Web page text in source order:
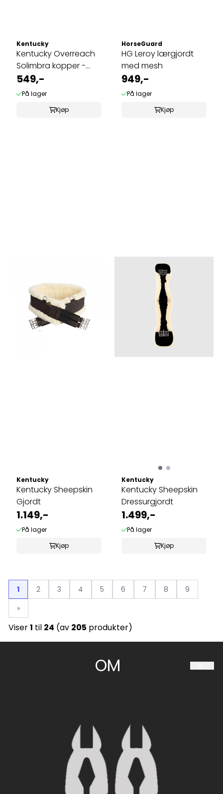
Kentucky
Kentucky Overreach
Solimbra kopper -
Sort
549,-
På lager
Kjøp
HorseGuard
HG Leroy lærgjordt
med mesh
949,-
På lager
Kjøp
Kentucky
Kentucky Sheepskin
Gjordt
1.149,-
På lager
Kjøp
Kentucky
Kentucky Sheepskin
Dressurgjordt
1.499,-
På lager
Kjøp
1 2 3 4 5 6 7 8
9
»
Viser1 til 24 (av 205 produkter)
OM
Org. nr. 997 094 034
Tlf: 480 60 063
sorlandet@hestiia.no